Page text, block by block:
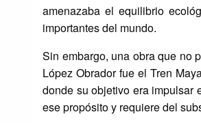
amenazaba el equilibrio
importantes del mundo.
Sin embargo, una obra que no
López Obrador fue el Tren
donde su objetivo era impulsar
ese propósito y requiere del